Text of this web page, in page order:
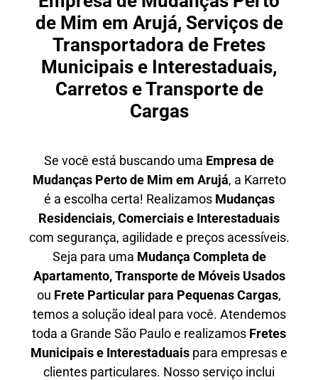
de Mim em Arujá, Serviços de
Transportadora de Fretes
Municipais e Interestaduais,
Carretos e Transporte de
Cargas
Se você está buscando uma Empresa de
Mudanças Perto de Mim em Arujá, a Karreto
é a escolha certa! Realizamos Mudanças
Residenciais, Comerciais e Interestaduais
com segurança, agilidade e preços acessíveis.
Seja para uma Mudança Completa de
Apartamento, Transporte de Móveis Usados
ou Frete Particular para Pequenas Cargas,
temos a solução ideal para você. Atendemos
toda a Grande São Pauloe realizamos Fretes
Municipais e Interestaduais para empresas e
clientes particulares. Nosso serviço inclui